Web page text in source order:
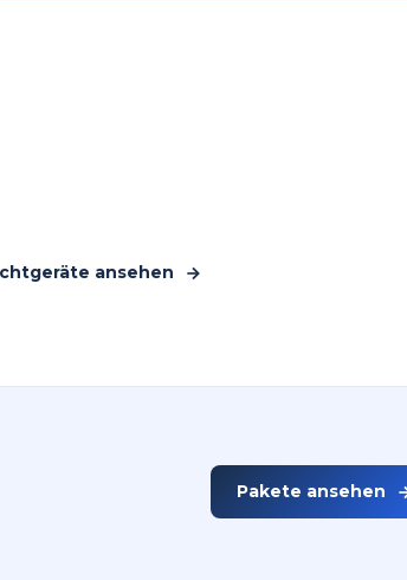
ansehen
Pakete ansehen